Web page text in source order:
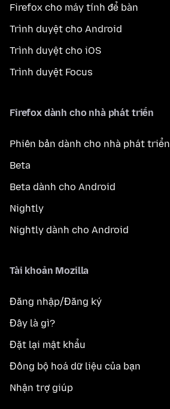
Firefox cho máy tính để bàn
Trình duyệt cho Android
Trình duyệt cho iOS
Trình duyệt Focus
Firefox dành cho nhà phát triển
Phiên bản dành cho nhà phát triển
Beta
Beta dành cho Android
Nightly
Nightly dành cho Android
Tài khoản Mozilla
Đăng nhập/Đăng ký
Đây là gì?
Đặt lại mật khẩu
Đồng bộ hoá dữ liệu của bạn
Nhận trợ giúp